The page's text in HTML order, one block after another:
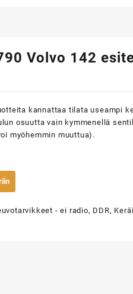
Volvo 142
kannattaa tilata useampi
osuutta vain kymmenellä
myöhemmin muuttua).
- ei radio, DDR,